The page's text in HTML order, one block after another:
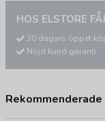
HOS ELSTORE
30 dagars öppet
Nöjd kund garanti